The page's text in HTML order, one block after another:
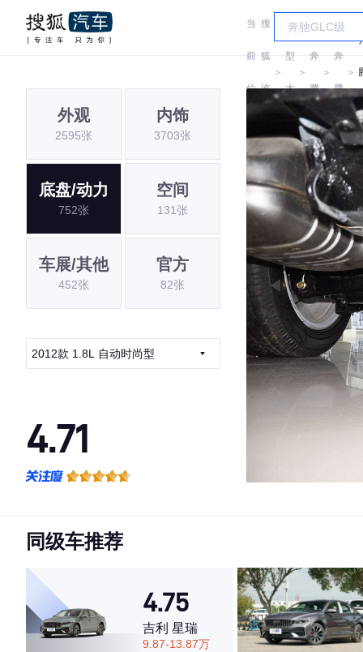
当
前
位
搜
狐
汽
＞
车
型
大
＞
奔
腾
＞
奔
腾
＞
外观
2595张
内饰
3703张
底盘/动力
752张
空间
131张
车展/其他
452张
官方
82张
2012款 1.8L 自动时尚型
4.71
·空间表现较为优秀，优于59%同级车
同级车推荐
4.75
吉利 星瑞
9.87-13.87万